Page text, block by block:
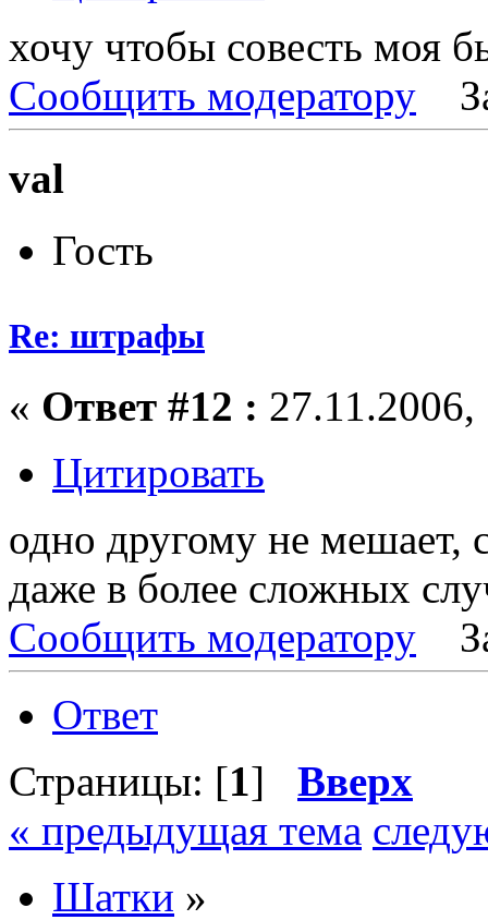
хочу чтобы совесть моя
Сообщить модератору
val
Гость
Re: штрафы
« Ответ #12 :
Цитировать
одно другому не мешает,
даже в более сложных
Сообщить модератору
Ответ
Страницы: [1] Вверх
« предыдущая тема
Шатки »